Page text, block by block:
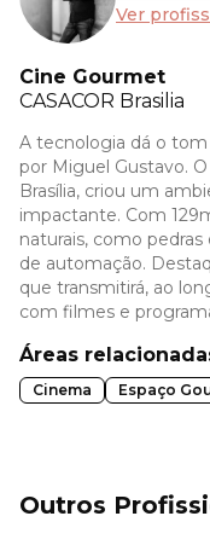
Ver
Cine Gourmet
CASACOR Brasilia
A tecnologia dá o tom
por Miguel Gustavo.
Brasília, criou um
impactante. Com
naturais, como
de automação.
que transmitirá, ao
com filmes e
Áreas
Cinema Espaço
Outros